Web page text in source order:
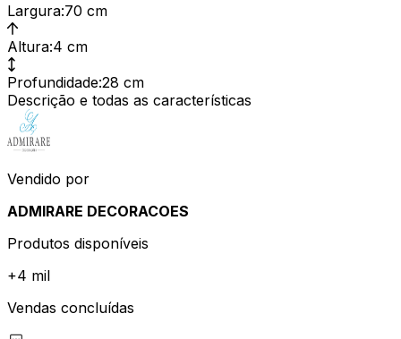
Largura:70 cm
Altura:4 cm
Profundidade:28 cm
Descrição e todas as características
Vendido por
ADMIRARE DECORACOES
Produtos disponíveis
+4 mil
Vendas concluídas